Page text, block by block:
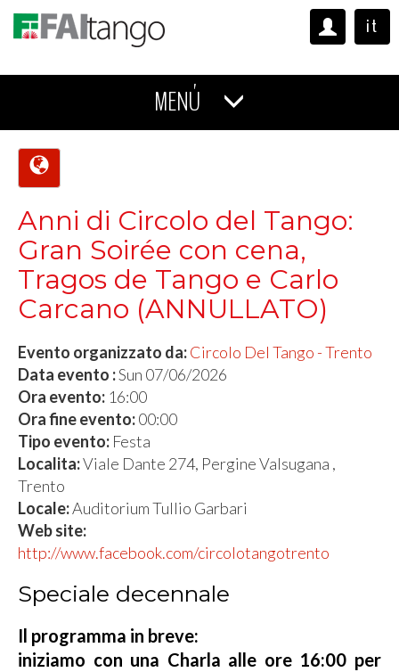
it
MENÚ
Anni di Circolo del Tango:
Gran Soirée con cena,
Tragos de Tango e Carlo
Carcano (ANNULLATO)
Evento organizzato da:Circolo Del Tango - Trento
Data evento :Sun 07/06/2026
Ora evento: 16:00
Ora fine evento:00:00
Tipo evento: Festa
Localita:Viale Dante 274, Pergine Valsugana ,
Trento
Locale:Auditorium Tullio Garbari
Web site:
http://www.facebook.com/circolotangotrento
Speciale decennale
Il programma in breve:
iniziamo con una Charla alle ore 16:00 per